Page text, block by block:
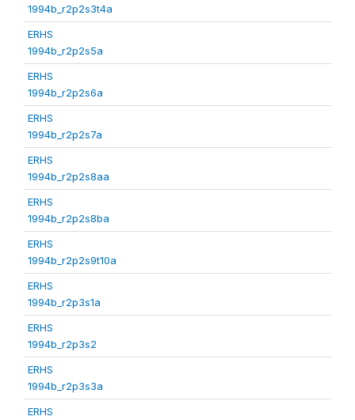
1994b_r2p2s3t4a
ERHS
1994b_r2p2s5a
ERHS
1994b_r2p2s6a
ERHS
1994b_r2p2s7a
ERHS
1994b_r2p2s8aa
ERHS
1994b_r2p2s8ba
ERHS
1994b_r2p2s9t10a
ERHS
1994b_r2p3s1a
ERHS
1994b_r2p3s2
ERHS
1994b_r2p3s3a
ERHS